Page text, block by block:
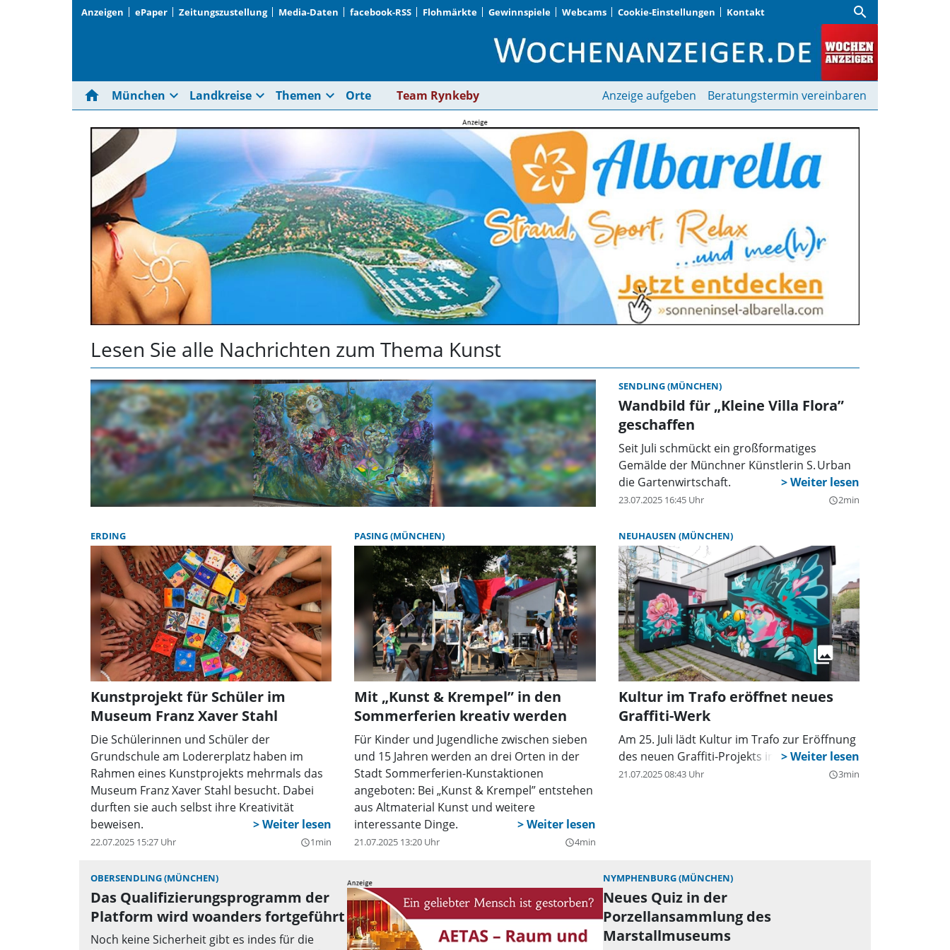
Anzeigen ePaper Zeitungszustellung Media-Daten facebook-RSS Flohmärkte Gewinnspiele Webcams Cookie-Einstellungen Kontakt search
Kunst | Wochenanzeiger
home München expand_more Landkreise expand_more Themen expand_more Orte Team Rynkeby Anzeige aufgeben Beratungstermin vereinbaren
Lesen Sie alle Nachrichten zum Thema Kunst
SENDLING (MÜNCHEN)
Wandbild für „Kleine Villa Flora”
geschaffen
Seit Juli schmückt ein großformatiges
Gemälde der Münchner Künstlerin S. Urban
die Gartenwirtschaft.
23.07.2025 16:45 Uhr query_builder2min
ERDING
Kunstprojekt für Schüler im
Museum Franz Xaver Stahl
Die Schülerinnen und Schüler der
Grundschule am Lodererplatz haben im
Rahmen eines Kunstprojekts mehrmals das
Museum Franz Xaver Stahl besucht. Dabei
durften sie auch selbst ihre Kreativität
beweisen.
22.07.2025 15:27 Uhr query_builder1min
PASING (MÜNCHEN)
Mit „Kunst & Krempel” in den
Sommerferien kreativ werden
Für Kinder und Jugendliche zwischen sieben
und 15 Jahren werden an drei Orten in der
Stadt Sommerferien-Kunstaktionen
angeboten: Bei „Kunst & Krempel” entstehen
aus Altmaterial Kunst und weitere
interessante Dinge.
21.07.2025 13:20 Uhr query_builder4min
NEUHAUSEN (MÜNCHEN)
Kultur im Trafo eröffnet neues
Graffiti-Werk
Am 25. Juli lädt Kultur im Trafo zur Eröffnung
des neuen Graffiti-Projekts im Graten ein.
21.07.2025 08:43 Uhr query_builder3min
OBERSENDLING (MÜNCHEN)
Das Qualifizierungsprogramm der
Platform wird woanders fortgeführt
Noch keine Sicherheit gibt es indes für die
NYMPHENBURG (MÜNCHEN)
Neues Quiz in der
Porzellansammlung des
Marstallmuseums